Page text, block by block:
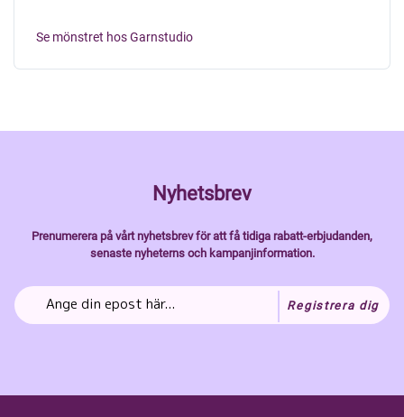
Se mönstret hos Garnstudio
Nyhetsbrev
Prenumerera på vårt nyhetsbrev för att få tidiga rabatt-erbjudanden,
senaste nyheterns och kampanjinformation.
Registrera dig